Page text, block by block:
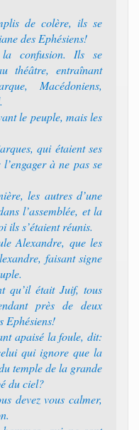
de colère, ils se
des Ephésiens!
confusion. Ils se
théâtre, entraînant
Macédoniens,
le peuple, mais les
qui étaient ses
à ne pas se
les autres d’une
l’assemblée, et la
ils s’étaient réunis.
Alexandre, que les
faisant signe
qu’il était Juif, tous
près de deux
Ephésiens!
apaisé la foule, dit:
qui ignore que la
temple de la grande
du ciel?
devez vous calmer,